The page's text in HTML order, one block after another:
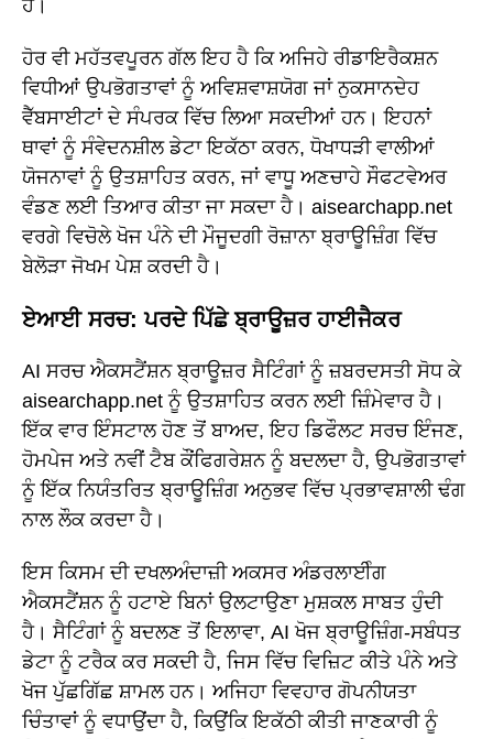
ਹੈ।
ਹੋਰ ਵੀ ਮਹੱਤਵਪੂਰਨ ਗੱਲ ਇਹ ਹੈ ਕਿ ਅਜਿਹੇ ਰੀਡਾਇਰੈਕਸ਼ਨ
ਵਿਧੀਆਂ ਉਪਭੋਗਤਾਵਾਂ ਨੂੰ ਅਵਿਸ਼ਵਾਸ਼ਯੋਗ ਜਾਂ ਨੁਕਸਾਨਦੇਹ
ਵੈੱਬਸਾਈਟਾਂ ਦੇ ਸੰਪਰਕ ਵਿੱਚ ਲਿਆ ਸਕਦੀਆਂ ਹਨ। ਇਹਨਾਂ
ਥਾਵਾਂ ਨੂੰ ਸੰਵੇਦਨਸ਼ੀਲ ਡੇਟਾ ਇਕੱਠਾ ਕਰਨ, ਧੋਖਾਧੜੀ ਵਾਲੀਆਂ
ਯੋਜਨਾਵਾਂ ਨੂੰ ਉਤਸ਼ਾਹਿਤ ਕਰਨ, ਜਾਂ ਵਾਧੂ ਅਣਚਾਹੇ ਸੌਫਟਵੇਅਰ
ਵੰਡਣ ਲਈ ਤਿਆਰ ਕੀਤਾ ਜਾ ਸਕਦਾ ਹੈ। aisearchapp.net
ਵਰਗੇ ਵਿਚੋਲੇ ਖੋਜ ਪੰਨੇ ਦੀ ਮੌਜੂਦਗੀ ਰੋਜ਼ਾਨਾ ਬ੍ਰਾਊਜ਼ਿੰਗ ਵਿੱਚ
ਬੇਲੋੜਾ ਜੋਖਮ ਪੇਸ਼ ਕਰਦੀ ਹੈ।
ਏਆਈ ਸਰਚ: ਪਰਦੇ ਪਿੱਛੇ ਬ੍ਰਾਊਜ਼ਰ ਹਾਈਜੈਕਰ
AI ਸਰਚ ਐਕਸਟੈਂਸ਼ਨ ਬ੍ਰਾਊਜ਼ਰ ਸੈਟਿੰਗਾਂ ਨੂੰ ਜ਼ਬਰਦਸਤੀ ਸੋਧ ਕੇ
aisearchapp.net ਨੂੰ ਉਤਸ਼ਾਹਿਤ ਕਰਨ ਲਈ ਜ਼ਿੰਮੇਵਾਰ ਹੈ।
ਇੱਕ ਵਾਰ ਇੰਸਟਾਲ ਹੋਣ ਤੋਂ ਬਾਅਦ, ਇਹ ਡਿਫੌਲਟ ਸਰਚ ਇੰਜਣ,
ਹੋਮਪੇਜ ਅਤੇ ਨਵੀਂ ਟੈਬ ਕੌਂਫਿਗਰੇਸ਼ਨ ਨੂੰ ਬਦਲਦਾ ਹੈ, ਉਪਭੋਗਤਾਵਾਂ
ਨੂੰ ਇੱਕ ਨਿਯੰਤਰਿਤ ਬ੍ਰਾਊਜ਼ਿੰਗ ਅਨੁਭਵ ਵਿੱਚ ਪ੍ਰਭਾਵਸ਼ਾਲੀ ਢੰਗ
ਨਾਲ ਲੌਕ ਕਰਦਾ ਹੈ।
ਇਸ ਕਿਸਮ ਦੀ ਦਖਲਅੰਦਾਜ਼ੀ ਅਕਸਰ ਅੰਡਰਲਾਈੰਗ
ਐਕਸਟੈਂਸ਼ਨ ਨੂੰ ਹਟਾਏ ਬਿਨਾਂ ਉਲਟਾਉਣਾ ਮੁਸ਼ਕਲ ਸਾਬਤ ਹੁੰਦੀ
ਹੈ। ਸੈਟਿੰਗਾਂ ਨੂੰ ਬਦਲਣ ਤੋਂ ਇਲਾਵਾ, AI ਖੋਜ ਬ੍ਰਾਊਜ਼ਿੰਗ-ਸਬੰਧਤ
ਡੇਟਾ ਨੂੰ ਟਰੈਕ ਕਰ ਸਕਦੀ ਹੈ, ਜਿਸ ਵਿੱਚ ਵਿਜ਼ਿਟ ਕੀਤੇ ਪੰਨੇ ਅਤੇ
ਖੋਜ ਪੁੱਛਗਿੱਛ ਸ਼ਾਮਲ ਹਨ। ਅਜਿਹਾ ਵਿਵਹਾਰ ਗੋਪਨੀਯਤਾ
ਚਿੰਤਾਵਾਂ ਨੂੰ ਵਧਾਉਂਦਾ ਹੈ, ਕਿਉਂਕਿ ਇਕੱਠੀ ਕੀਤੀ ਜਾਣਕਾਰੀ ਨੂੰ